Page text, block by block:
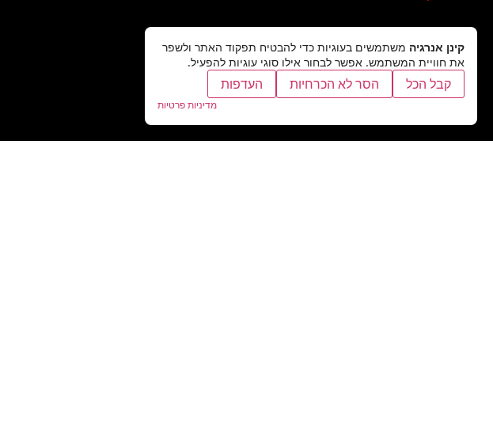
קינן אנרגיה משתמשים בעוגיות כדי להבטיח תפקוד האתר ולשפר
את חוויית המשתמש. אפשר לבחור אילו סוגי עוגיות להפעיל.
קבל הכל הסר לא הכרחיות העדפות
מדיניות פרטיות